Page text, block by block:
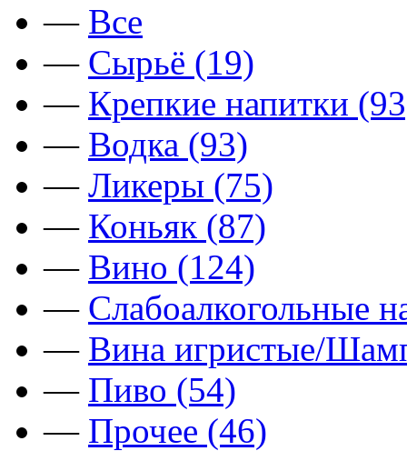
— Все
— Сырьё (19)
— Крепкие напитки
— Водка (93)
— Ликеры (75)
— Коньяк (87)
— Вино (124)
— Слабоалкогольные
— Вина игристые/
— Пиво (54)
— Прочее (46)